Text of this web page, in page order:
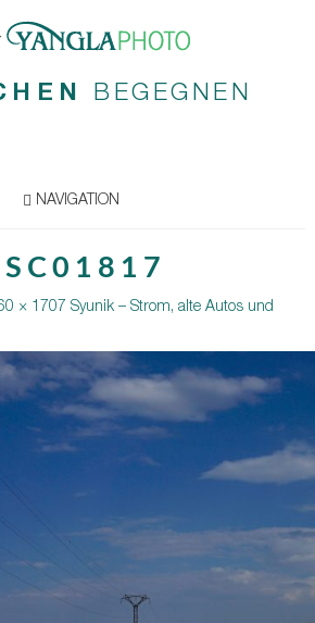
BEGEGNEN
NAVIGATION
× 1707 Syunik – Strom, alte Autos und